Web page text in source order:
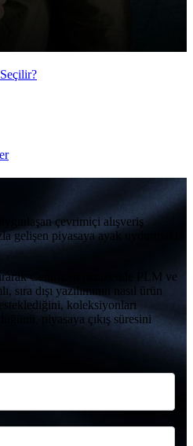
çevrimiçi alışveriş
gelişen piyasaya ayak uydurmakta
Centric’in perakende PLM ve
dışı yazılımının nasıl ürün
koleksiyonları
piyasaya çıkış süresini